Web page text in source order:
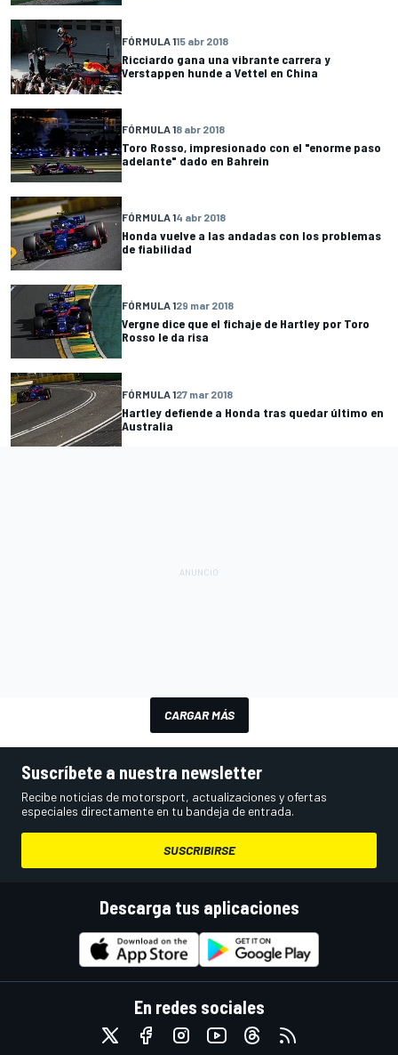
FÓRMULA 115 abr 2018
Ricciardo gana una vibrante carrera y
Verstappen hunde a Vettel en China
FÓRMULA 18 abr 2018
Toro Rosso, impresionado con el "enorme paso
adelante" dado en Bahrein
FÓRMULA 14 abr 2018
Honda vuelve a las andadas con los problemas
de fiabilidad
FÓRMULA 129 mar 2018
Vergne dice que el fichaje de Hartley por Toro
Rosso le da risa
FÓRMULA 127 mar 2018
Hartley defiende a Honda tras quedar último en
Australia
CARGAR MÁS
Suscríbete a nuestra newsletter
Recibe noticias de motorsport, actualizaciones y ofertas
especiales directamente en tu bandeja de entrada.
SUSCRIBIRSE
Descarga tus aplicaciones
En redes sociales